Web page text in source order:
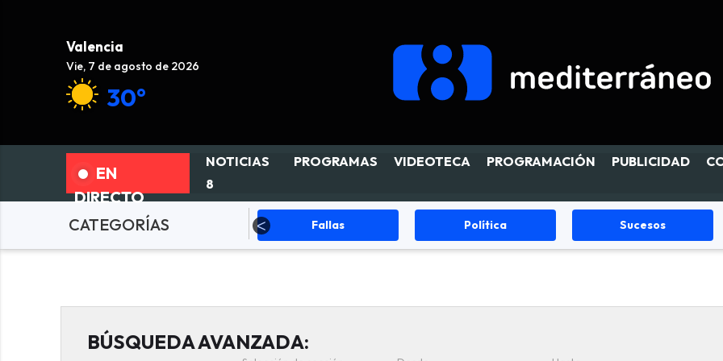
Valencia
Vie, 7 de agosto de 2026
30°
EN
DIRECTO
NOTICIAS
8
PROGRAMAS VIDEOTECA PROGRAMACIÓN PUBLICIDAD
CATEGORÍASActualidad Fallas Política Sucesos
BÚSQUEDA AVANZADA: